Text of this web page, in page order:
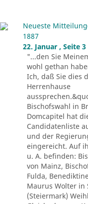
Neueste
1887
22. Januar , Seite 3
"...den Sie
wohl gethan
Ich, daß Sie dies
Herrenhause
Bischofswahl in
Domcapitel hat
Candidatenliste
und der
eingereicht. Auf
u. A. befinden:
von Mainz,
Fulda,
Maurus Wolter in
(Steiermark)